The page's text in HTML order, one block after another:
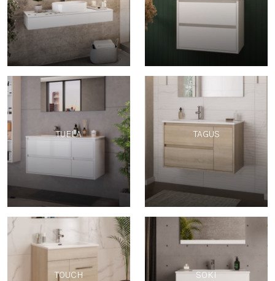
TUELA TAGUS
TOUCH SOKI